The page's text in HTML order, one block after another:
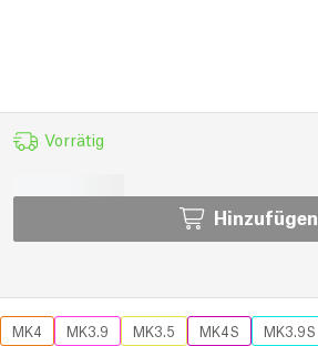
Vorrätig
Hinzufügen
MK4 MK3.9 MK3.5 MK4S MK3.9S